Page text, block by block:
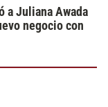
a Juliana Awada
negocio con